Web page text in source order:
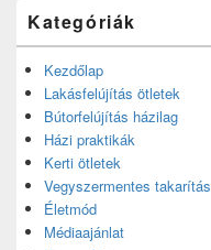
Kategóriák
Kezdőlap
Lakásfelújítás ötletek
Bútorfelújítás házilag
Házi praktikák
Kerti ötletek
Vegyszermentes takarítás
Életmód
Médiaajánlat